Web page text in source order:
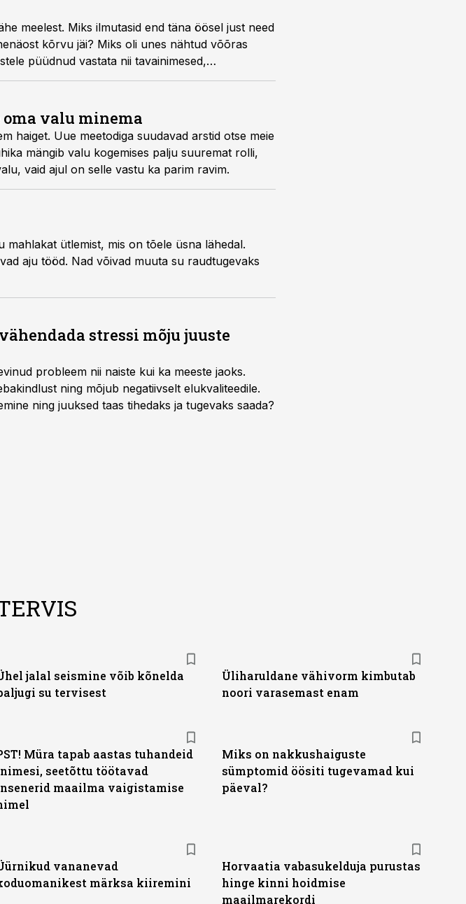
meelest. Miks ilmutasid end täna öösel just need
kõrvu jäi? Miks oli unes nähtud võõras
püüdnud vastata nii tavainimesed,
valu minema
haiget. Uue meetodiga suudavad arstid otse meie
mängib valu kogemises palju suuremat rolli,
vaid ajul on selle vastu ka parim ravim.
ütlemist, mis on tõele üsna lähedal.
aju tööd. Nad võivad muuta su raudtugevaks
stressi mõju juuste
probleem nii naiste kui ka meeste jaoks.
ning mõjub negatiivselt elukvaliteedile.
ning juuksed taas tihedaks ja tugevaks saada?
jalal seismine võib kõnelda
su tervisest
Üliharuldane vähivorm kimbutab
noori varasemast enam
Müra tapab aastas tuhandeid
seetõttu töötavad
maailma vaigistamise
Miks on nakkushaiguste
sümptomid öösiti tugevamad kui
päeval?
vananevad
märksa kiiremini
Horvaatia vabasukelduja purustas
hinge kinni hoidmise
maailmarekordi